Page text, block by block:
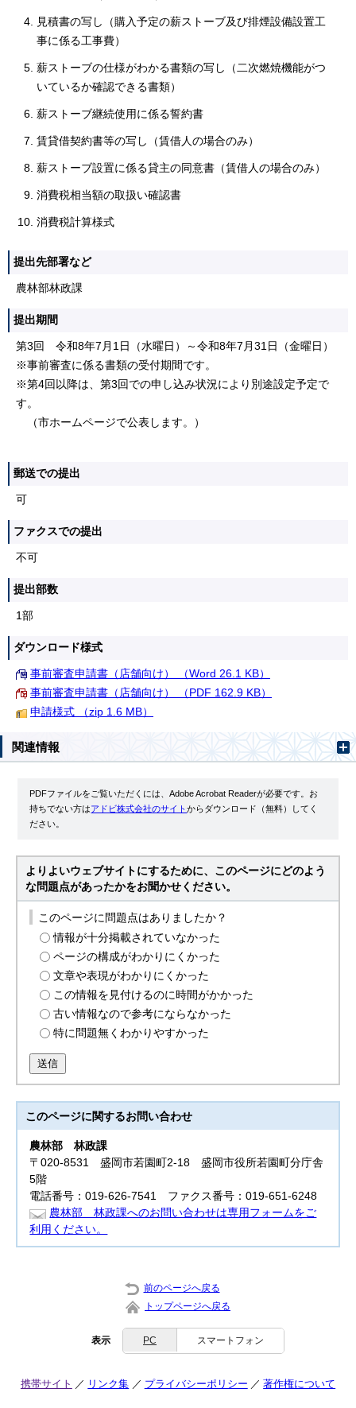
見積書の写し（購入予定の薪ストーブ及び排煙設備設置工
事に係る工事費）
薪ストーブの仕様がわかる書類の写し（二次燃焼機能がつ
いているか確認できる書類）
薪ストーブ継続使用に係る誓約書
賃貸借契約書等の写し（賃借人の場合のみ）
薪ストーブ設置に係る貸主の同意書（賃借人の場合のみ）
消費税相当額の取扱い確認書
消費税計算様式
提出先部署など
農林部林政課
提出期間
第3回 令和8年7月1日（水曜日）～令和8年7月31日（金曜日）
※事前審査に係る書類の受付期間です。
※第4回以降は、第3回での申し込み状況により別途設定予定で
す。
（市ホームページで公表します。）
郵送での提出
可
ファクスでの提出
不可
提出部数
1部
ダウンロード様式
事前審査申請書（店舗向け） （Word 26.1 KB）
事前審査申請書（店舗向け） （PDF 162.9 KB）
申請様式 （zip 1.6 MB）
関連情報
PDFファイルをご覧いただくには、Adobe Acrobat Readerが必要です。お
持ちでない方はアドビ株式会社のサイトからダウンロード（無料）してく
ださい。
よりよいウェブサイトにするために、このページにどのよう
な問題点があったかをお聞かせください。
このページに問題点はありましたか？
情報が十分掲載されていなかった
ページの構成がわかりにくかった
文章や表現がわかりにくかった
この情報を見付けるのに時間がかかった
古い情報なので参考にならなかった
特に問題無くわかりやすかった
送信
このページに関するお問い合わせ
農林部林政課
〒020-8531 盛岡市若園町2-18 盛岡市役所若園町分庁舎
5階
電話番号：019-626-7541 ファクス番号：019-651-6248
農林部 林政課へのお問い合わせは専用フォームをご
利用ください。
前のページへ戻る
トップページへ戻る
表示 PC スマートフォン
携帯サイト リンク集 プライバシーポリシー 著作権について